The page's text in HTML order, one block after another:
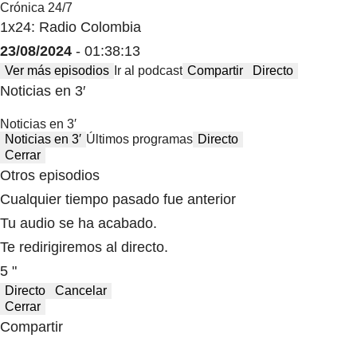
Crónica 24/7
1x24: Radio Colombia
23/08/2024 - 01:38:13
Ver más episodios Ir al podcast Compartir Directo
Noticias en 3′
Noticias en 3′
Noticias en 3′ Últimos programas Directo
Cerrar
Otros episodios
Cualquier tiempo pasado fue anterior
Tu audio se ha acabado.
Te redirigiremos al directo.
5 "
Directo
Cancelar
Cerrar
Compartir